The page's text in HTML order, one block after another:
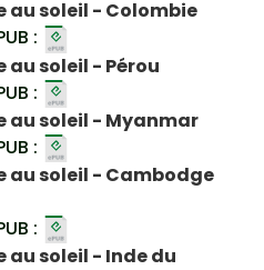
au soleil - Colombie
:
au soleil - Pérou
:
au soleil - Myanmar
:
au soleil - Cambodge
:
au soleil - Inde du